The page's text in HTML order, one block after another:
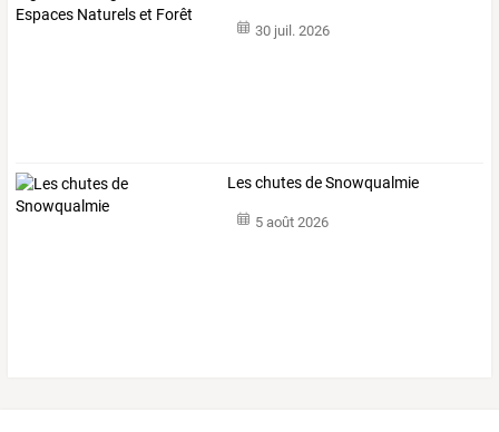
30 juil. 2026
Les chutes de Snowqualmie
5 août 2026